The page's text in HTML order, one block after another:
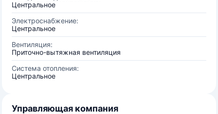
Центральное
Электроснабжение:
Центральное
Вентиляция:
Приточно-вытяжная вентиляция
Система отопления:
Центральное
Управляющая компания